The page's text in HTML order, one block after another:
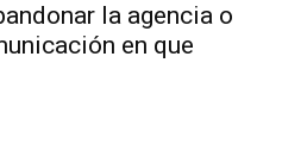
la agencia o
en que